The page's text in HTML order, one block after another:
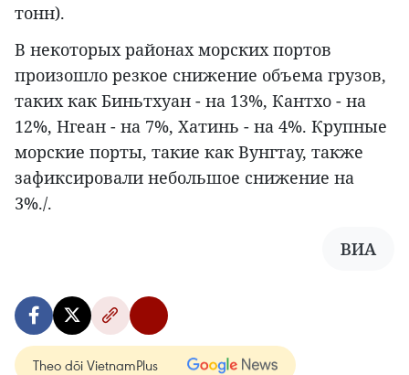
тонн).
В некоторых районах морских портов
произошло резкое снижение объема грузов,
таких как Биньтхуан - на 13%, Кантхо - на
12%, Нгеан - на 7%, Хатинь - на 4%. Крупные
морские порты, такие как Вунгтау, также
зафиксировали небольшое снижение на
3%./.
ВИА
Theo dõi VietnamPlus